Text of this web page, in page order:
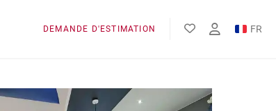
DEMANDE D'ESTIMATION
FR